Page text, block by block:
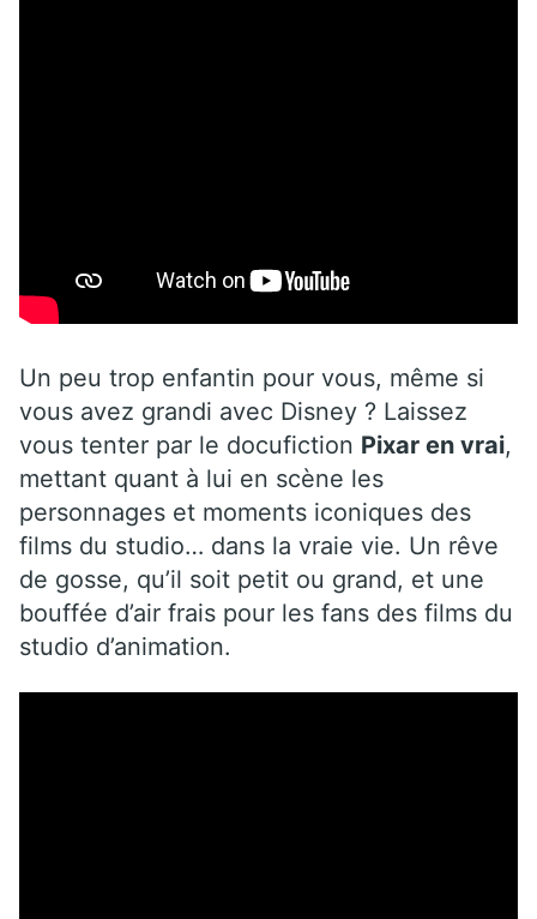
Un peu trop enfantin pour vous, même si
vous avez grandi avec Disney ? Laissez
vous tenter par le docufiction Pixar en vrai,
mettant quant à lui en scène les
personnages et moments iconiques des
films du studio… dans la vraie vie. Un rêve
de gosse, qu’il soit petit ou grand, et une
bouffée d’air frais pour les fans des films du
studio d’animation.